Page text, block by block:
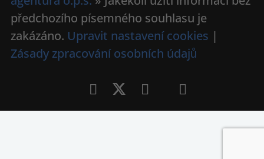
předchozího písemného souhlasu je
zakázáno. Upravit nastavení cookies |
Zásady zpracování osobních údajů